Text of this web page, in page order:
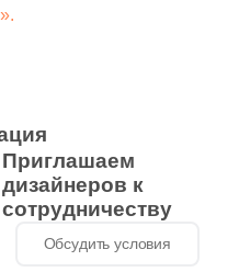
Приглашаем
дизайнеров к
сотрудничеству
Обсудить условия